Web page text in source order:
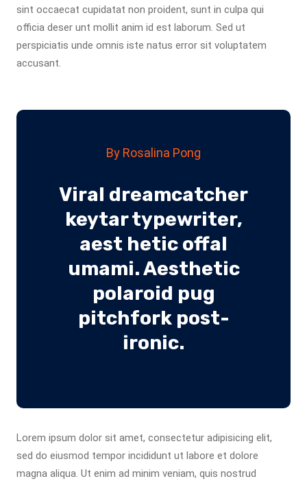
sint occaecat cupidatat non proident, sunt in culpa qui
officia deser unt mollit anim id est laborum. Sed ut
perspiciatis unde omnis iste natus error sit voluptatem
accusant.
By Rosalina Pong
Viral dreamcatcher
keytar typewriter,
aest hetic offal
umami. Aesthetic
polaroid pug
pitchfork post-
ironic.
Lorem ipsum dolor sit amet, consectetur adipisicing elit,
sed do eiusmod tempor incididunt ut labore et dolore
magna aliqua. Ut enim ad minim veniam, quis nostrud